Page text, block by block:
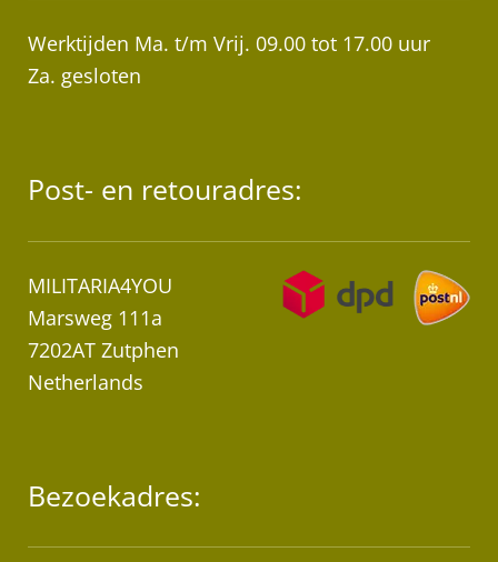
Werktijden Ma. t/m Vrij. 09.00 tot 17.00 uur
Za. gesloten
Post- en retouradres:
MILITARIA4YOU
Marsweg 111a
7202AT Zutphen
Netherlands
Bezoekadres: